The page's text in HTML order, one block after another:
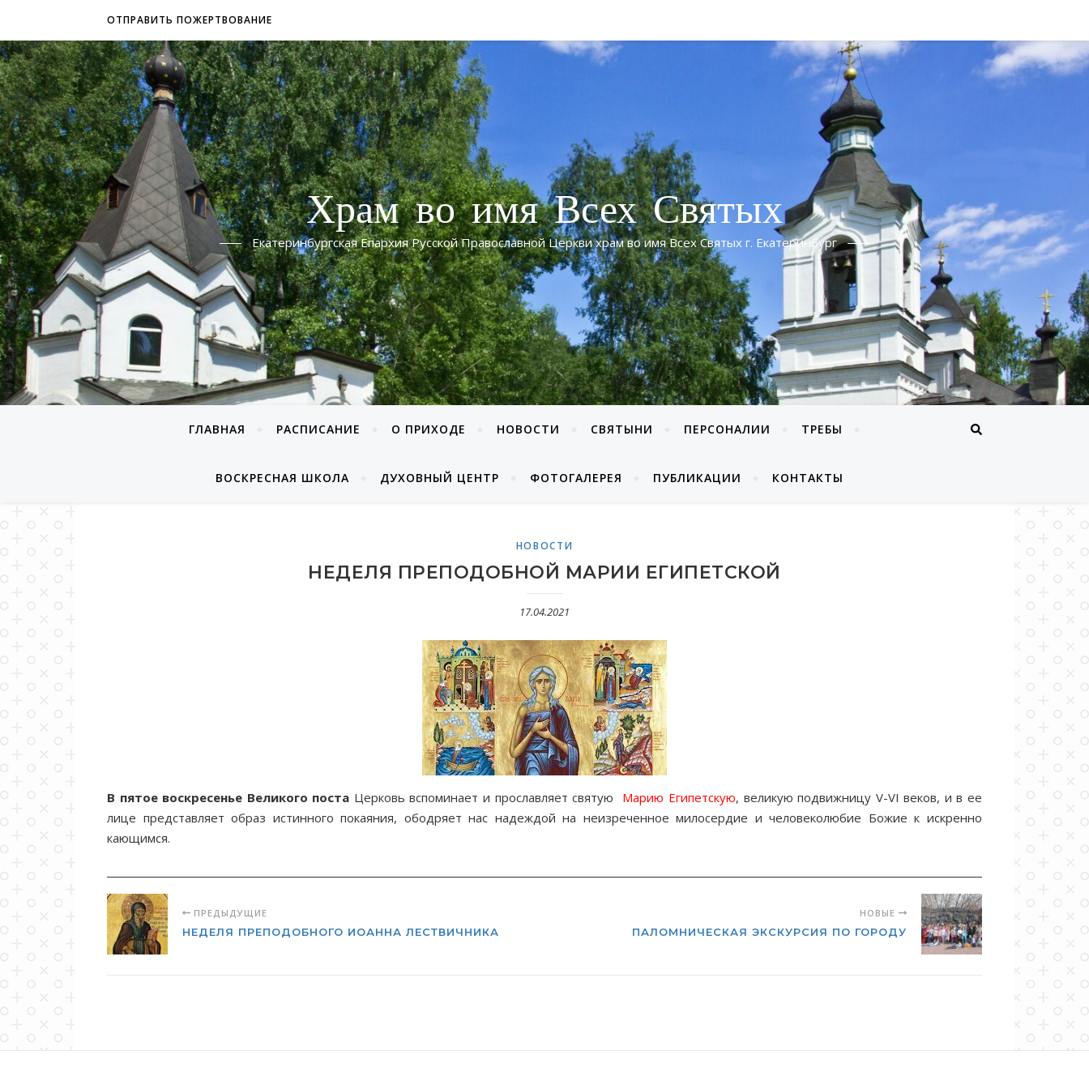
ОТПРАВИТЬ ПОЖЕРТВОВАНИЕ
Храм во имя Всех Святых
Екатеринбургская Епархия Русской Православной Церкви храм во имя Всех Святых г. Екатеринбург
ГЛАВНАЯ РАСПИСАНИЕ О ПРИХОДЕ НОВОСТИ СВЯТЫНИ ПЕРСОНАЛИИ ТРЕБЫ
ВОСКРЕСНАЯ ШКОЛА ДУХОВНЫЙ ЦЕНТР ФОТОГАЛЕРЕЯ ПУБЛИКАЦИИ КОНТАКТЫ
НОВОСТИ
НЕДЕЛЯ ПРЕПОДОБНОЙ МАРИИ ЕГИПЕТСКОЙ
17.04.2021
В пятое воскресенье Великого поста Церковь вспоминает и прославляет святую Марию Египетскую, великую подвижницу V-VI веков, и в ее
лице представляет образ истинного покаяния, ободряет нас надеждой на неизреченное милосердие и человеколюбие Божие к искренно
кающимся.
ПРЕДЫДУЩИЕ
НЕДЕЛЯ ПРЕПОДОБНОГО ИОАННА ЛЕСТВИЧНИКА
НОВЫЕ
ПАЛОМНИЧЕСКАЯ ЭКСКУРСИЯ ПО ГОРОДУ